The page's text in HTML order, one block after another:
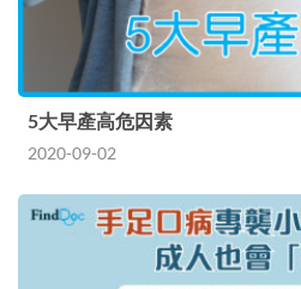
5大早產高危因素
2020-09-02